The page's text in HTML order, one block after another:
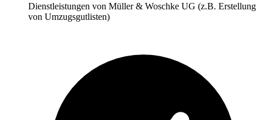
Dienstleistungen von Müller & Woschke UG (z.B. Erstellung
von Umzugsgutlisten)